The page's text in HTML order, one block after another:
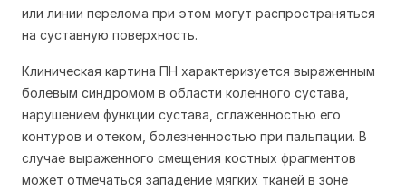
или линии перелома при этом могут распространяться
на суставную поверхность.
Клиническая картина ПН характеризуется выраженным
болевым синдромом в области коленного сустава,
нарушением функции сустава, сглаженностью его
контуров и отеком, болезненностью при пальпации. В
случае выраженного смещения костных фрагментов
может отмечаться западение мягких тканей в зоне